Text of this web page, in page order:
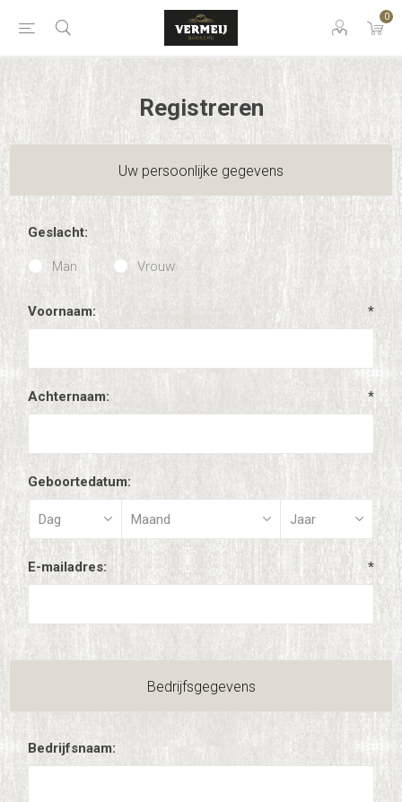
0
Registreren
Uw persoonlijke gegevens
Geslacht:
Man Vrouw
Voornaam: *
Achternaam: *
Geboortedatum:
E-mailadres: *
Bedrijfsgegevens
Bedrijfsnaam: